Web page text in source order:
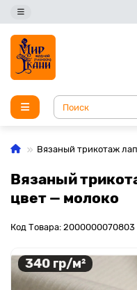
Вязаный трикотаж
Вязаный
цвет — молоко
Код Товара: 2000000070803
340 гр/м²